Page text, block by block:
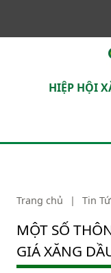
HIỆP HỘI
Trang chủ | Tin
MỘT SỐ
GIÁ XĂNG